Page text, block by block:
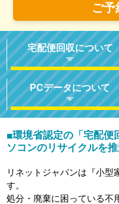
ご予
宅配便回収について
PCデータについて
■環境省認定の「宅配便
ソコンのリサイクルを推
リネットジャパンは『小型
す。
処分・廃棄に困っている不